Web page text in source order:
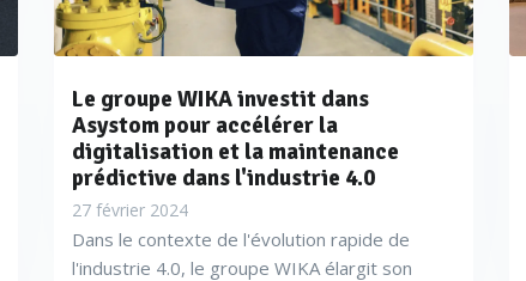
Le groupe WIKA investit dans
Asystom pour accélérer la
digitalisation et la maintenance
prédictive dans l'industrie 4.0
27 février 2024
Dans le contexte de l'évolution rapide de
l'industrie 4.0, le groupe WIKA élargit son